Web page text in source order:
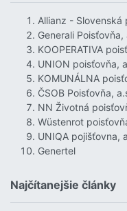
Allianz - Slovenská
Generali Poisťovňa,
KOOPERATIVA
UNION poisťovňa,
KOMUNÁLNA
ČSOB Poisťovňa,
NN Životná
Wüstenrot
UNIQA pojišťovna,
Genertel
Najčítanejšie články